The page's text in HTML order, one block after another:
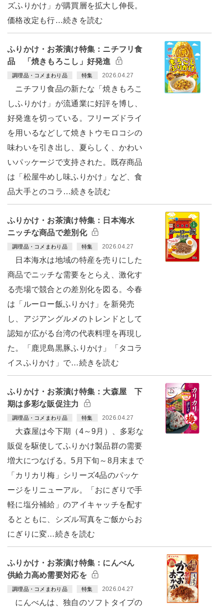
ズふりかけ」が購買層を拡大し伸長。
価格改定も行…続きを読む
ふりかけ・お茶漬け特集：ニチフリ食
品 「焼きもろこし」好発進
調理品・コメまわり品 特集 2026.04.27
ニチフリ食品の新たな「焼きもろこ
しふりかけ」が流通業に好評を博し、
好発進を切っている。フリーズドライ
を用いるなどして焼きトウモロコシの
味わいを引き出し、夏らしく、かわい
いパッケージで支持された。既存商品
は「松屋牛めし味ふりかけ」など、食
品大手とのコラ…続きを読む
ふりかけ・お茶漬け特集：日本海水
ニッチな商品で差別化
調理品・コメまわり品 特集 2026.04.27
日本海水は地域の特産を売りにした
商品でニッチな需要をとらえ、激化す
る売場で競合との差別化を図る。今春
は「ルーロー飯ふりかけ」を新発売
し、アジアングルメのトレンドとして
認知が広がる台湾の代表料理を再現し
た。「鹿児島黒豚ふりかけ」「タコラ
イスふりかけ」で…続きを読む
ふりかけ・お茶漬け特集：大森屋 下
期は多彩な販促注力
調理品・コメまわり品 特集 2026.04.27
大森屋は今下期（4～9月）、多彩な
販促を駆使してふりかけ製品群の需要
増大につなげる。5月下旬～8月末まで
「カリカリ梅」シリーズ4品のパッケ
ージをリニューアル。「おにぎりで手
軽に塩分補給」のアイキャッチを配す
るとともに、シズル写真をご飯からお
にぎりに変…続きを読む
ふりかけ・お茶漬け特集：にんべん
供給力高め需要対応を
調理品・コメまわり品 特集 2026.04.27
にんべんは、独自のソフトタイプの